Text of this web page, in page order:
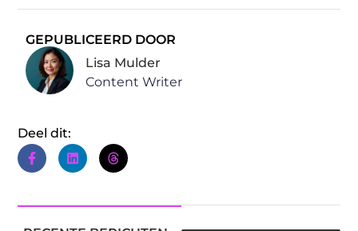
GEPUBLICEERD DOOR
Lisa Mulder
Content Writer
Deel dit: